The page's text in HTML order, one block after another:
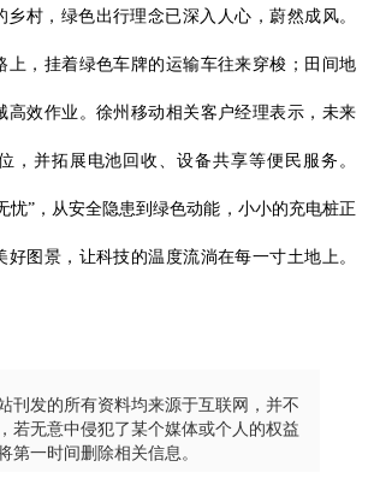
乡村，绿色出行理念已深入人心，蔚然成风。
上，挂着绿色车牌的运输车往来穿梭；田间地
高效作业。徐州移动相关客户经理表示，未来
，并拓展电池回收、设备共享等便民服务。
忧”，从安全隐患到绿色动能，小小的充电桩正
好图景，让科技的温度流淌在每一寸土地上。
刊发的所有资料均来源于互联网，并不
若无意中侵犯了某个媒体或个人的权益
第一时间删除相关信息。